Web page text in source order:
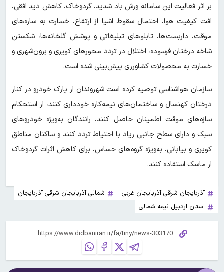
بر اثر فعالیت این سامانه وزش باد شدید، گردوخاک، کاهش دید افقی،
افت کیفیت هوا، احتمال سقوط اشیا از ارتفاع، خسارت به سازه‌های
موقت، داربست‌ها، تابلوهای تبلیغاتی و پوشش گلخانه‌ها، شکستن
شاخه درختان فرسوده، اختلال در تردد محورهای کویری و برون‌شهری و
خسارت به محصولات کشاورزی پیش‌بینی شده است.
سازمان هواشناسی توصیه کرده است شهروندان از پارک خودرو در کنار
درختان کهنسال و ساختمان‌های نیمه‌کاره خودداری کنند، از استحکام
سازه‌های موقت اطمینان حاصل کنند، رانندگان به‌ویژه خودروهای
سبک و دارای سطح جانبی زیاد با احتیاط تردد کنند و ساکنان مناطق
کویری و بیابانی، به‌ویژه گروه‌های حساس، برای کاهش اثرات گردوخاک
از ماسک استفاده کنند.
آذربایجان شرقی آذربایجان غربی
شمالی آذربایجان شرقی آذربایجان
استان اردبیل نیمه شمالی